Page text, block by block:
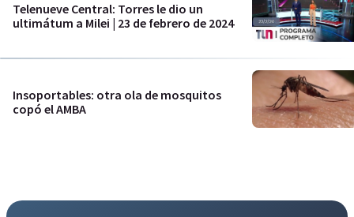
Telenueve Central: Torres le dio un
ultimátum a Milei | 23 de febrero de 2024
Insoportables: otra ola de mosquitos
copó el AMBA